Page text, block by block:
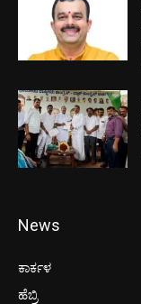
News
ಕಾರ್ಕಳ
ಹೆಬ್ರಿ